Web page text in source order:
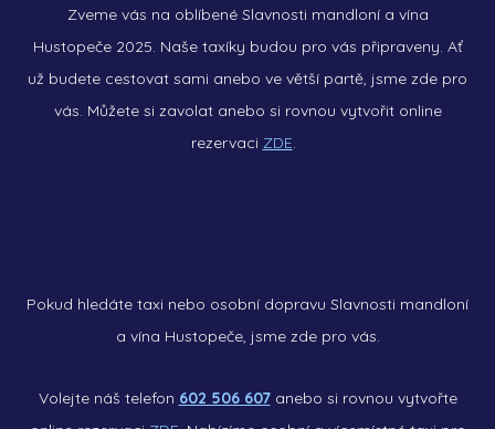
Zveme vás na oblíbené Slavnosti mandloní a vína
Hustopeče 2025. Naše taxíky budou pro vás připraveny. Ať
už budete cestovat sami anebo ve větší partě, jsme zde pro
vás. Můžete si zavolat anebo si rovnou vytvořit online
rezervaci ZDE.
Pokud hledáte taxi nebo osobní dopravu Slavnosti mandloní
a vína Hustopeče, jsme zde pro vás.
Volejte náš telefon 602 506 607anebo si rovnou vytvořte